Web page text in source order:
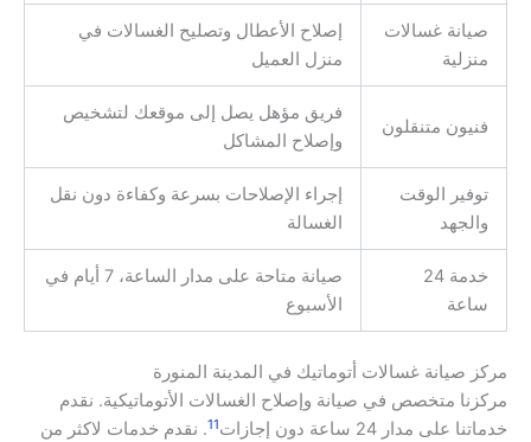
صيانة غسالات
منزلية
إصلاح الأعطال وتصليح الغسالات في
منزل العميل
فنيون متنقلون
فريق مؤهل يصل إلى موقعك لتشخيص
وإصلاح المشاكل
توفير الوقت
والجهد
إجراء الإصلاحات بسرعة وكفاءة دون نقل
الغسالة
خدمة 24
ساعة
صيانة متاحة على مدار الساعة، 7 أيام في
الأسبوع
مركز صيانة غسالات أتوماتيك في المدينة المنورة
مركزنا متخصص في صيانة وإصلاح الغسالات الأتوماتيكية. نقدم
خدماتنا على مدار 24 ساعة دون إجازات
11. نقدم خدمات لاكثر من